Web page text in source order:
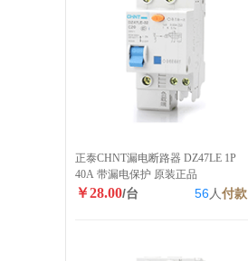
正泰CHNT漏电断路器 DZ47LE 1P
40A 带漏电保护 原装正品
￥28.00/台 56人付款